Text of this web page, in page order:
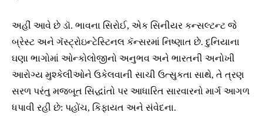
અહીં આવે છે ડૉ. ભાવના સિરોઈ, એક સિનીયર કન્સલ્ટન્ટ જે
બ્રેસ્ટ અને ગૅસ્ટ્રોઇન્ટેસ્ટિનલ કૅન્સરમાં નિષ્ણાત છે. દુનિયાના
ઘણા ભાગોમાં ઓન્કોલોજીનો અનુભવ અને ભારતની અનોખી
આરોગ્ય મુશ્કેલીઓને ઉકેલવાની સાચી ઉત્સુકતા સાથે, તે ત્રણ
સરળ પરંતુ મજબૂત સિદ્ધાંતો પર આધારિત સારવારનો માર્ગ આગળ
ધપાવી રહી છે: પહોંચ, કિફાયત અને સંવેદના.